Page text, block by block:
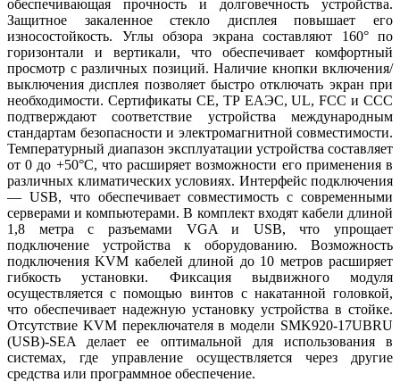
обеспечивающая прочность и долговечность устройства.
Защитное закаленное стекло дисплея повышает его
износостойкость. Углы обзора экрана составляют 160° по
горизонтали и вертикали, что обеспечивает комфортный
просмотр с различных позиций. Наличие кнопки включения/
выключения дисплея позволяет быстро отключать экран при
необходимости. Сертификаты CE, ТР ЕАЭС, UL, FCC и CСС
подтверждают соответствие устройства международным
стандартам безопасности и электромагнитной совместимости.
Температурный диапазон эксплуатации устройства составляет
от 0 до +50°C, что расширяет возможности его применения в
различных климатических условиях. Интерфейс подключения
— USB, что обеспечивает совместимость с современными
серверами и компьютерами. В комплект входят кабели длиной
1,8 метра с разъемами VGA и USB, что упрощает
подключение устройства к оборудованию. Возможность
подключения KVM кабелей длиной до 10 метров расширяет
гибкость установки. Фиксация выдвижного модуля
осуществляется с помощью винтов с накатанной головкой,
что обеспечивает надежную установку устройства в стойке.
Отсутствие KVM переключателя в модели SMK920-17UBRU
(USB)-SEA делает ее оптимальной для использования в
системах, где управление осуществляется через другие
средства или программное обеспечение.